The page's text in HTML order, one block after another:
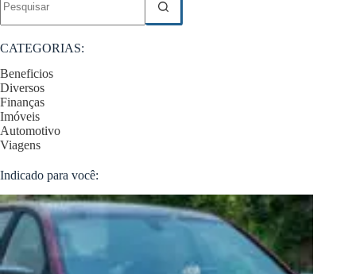
resultados
CATEGORIAS:
Beneficios
Diversos
Finanças
Imóveis
Automotivo
Viagens
Indicado para você: